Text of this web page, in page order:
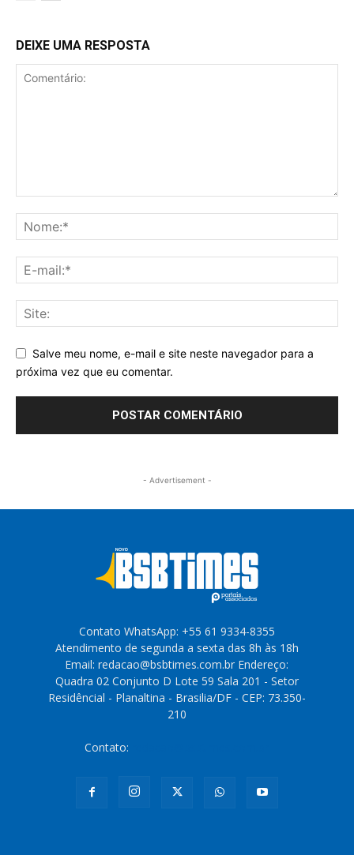
DEIXE UMA RESPOSTA
Salve meu nome, e-mail e site neste navegador para a
próxima vez que eu comentar.
- Advertisement -
Contato WhatsApp: +55 61 9334-8355
Atendimento de segunda a sexta das 8h às 18h
Email: redacao@bsbtimes.com.br Endereço:
Quadra 02 Conjunto D Lote 59 Sala 201 - Setor
Residêncial - Planaltina - Brasilia/DF - CEP: 73.350-
210
Contato: